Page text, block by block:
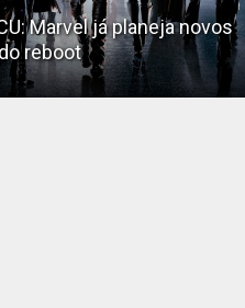
Marvel já planeja novos
reboot